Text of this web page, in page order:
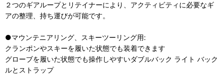
２つのギアループとリテイナーにより、アクティビティに必要なギ
アの整理、持ち運びが可能です。
●マウンテニアリング、スキーツーリング用:
クランポンやスキーを履いた状態でも装着できます
グローブを履いた状態でも操作しやすいダブルバック ライト バック
ルとストラップ